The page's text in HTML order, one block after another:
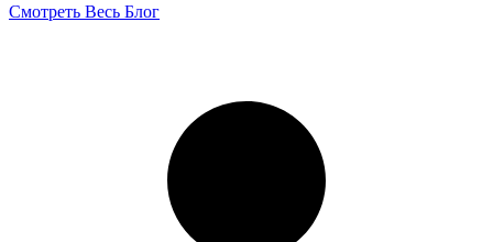
Смотреть Весь Блог